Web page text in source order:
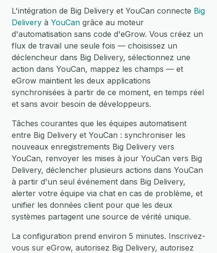
L'intégration de Big Delivery et YouCan connecte Big
Delivery à YouCan grâce au moteur
d'automatisation sans code d'eGrow. Vous créez un
flux de travail une seule fois — choisissez un
déclencheur dans Big Delivery, sélectionnez une
action dans YouCan, mappez les champs — et
eGrow maintient les deux applications
synchronisées à partir de ce moment, en temps réel
et sans avoir besoin de développeurs.
Tâches courantes que les équipes automatisent
entre Big Delivery et YouCan : synchroniser les
nouveaux enregistrements Big Delivery vers
YouCan, renvoyer les mises à jour YouCan vers Big
Delivery, déclencher plusieurs actions dans YouCan
à partir d'un seul événement dans Big Delivery,
alerter votre équipe via chat en cas de problème, et
unifier les données client pour que les deux
systèmes partagent une source de vérité unique.
La configuration prend environ 5 minutes. Inscrivez-
vous sur eGrow, autorisez Big Delivery, autorisez